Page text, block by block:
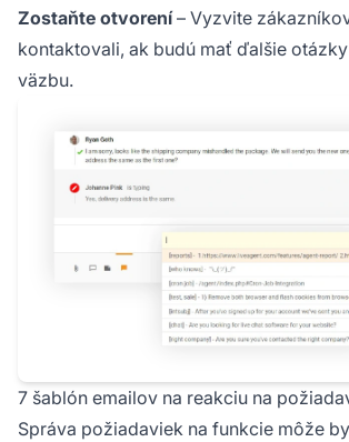
Zostaňte otvorení– Vyzvite
kontaktovali, ak budú mať ďalšie
väzbu.
7 šablón emailov na reakciu na
Správa požiadaviek na funkcie môže